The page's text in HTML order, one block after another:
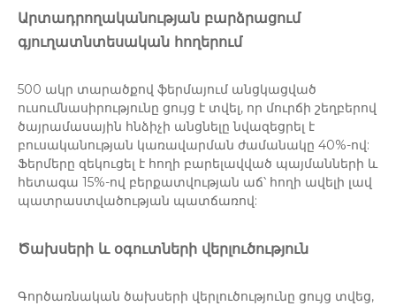
Արտադրողականության բարձրացում
գյուղատնտեսական հողերում
500 ակր տարածքով ֆերմայում անցկացված
ուսումնասիրությունը ցույց է տվել, որ մուրճի շեղբերով
ծայրամասային հնձիչի անցնելը նվազեցրել է
բուսականության կառավարման ժամանակը 40%-ով:
Ֆերմերը զեկուցել է հողի բարելավված պայմանների և
հետագա 15%-ով բերքատվության աճ՝ հողի ավելի լավ
պատրաստվածության պատճառով:
Ծախսերի և օգուտների վերլուծություն
Գործառնական ծախսերի վերլուծությունը ցույց տվեց,